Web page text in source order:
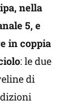
nella
5, e
in coppia
: le due
di